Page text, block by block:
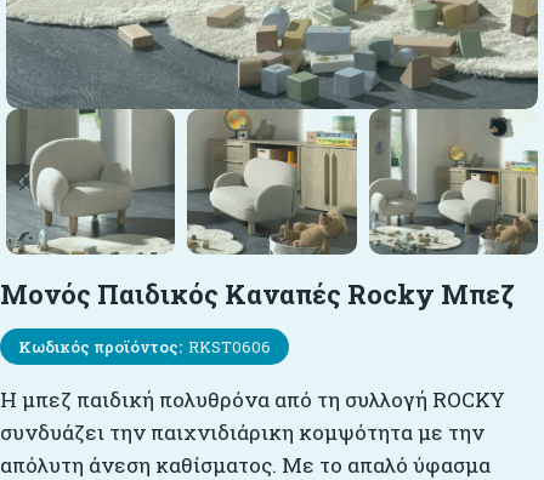
Μονός Παιδικός Καναπές Rocky Μπεζ
Κωδικός προϊόντος: RKST0606
Η μπεζ παιδική πολυθρόνα από τη συλλογή ROCKY
συνδυάζει την παιχνιδιάρικη κομψότητα με την
απόλυτη άνεση καθίσματος. Με το απαλό ύφασμα